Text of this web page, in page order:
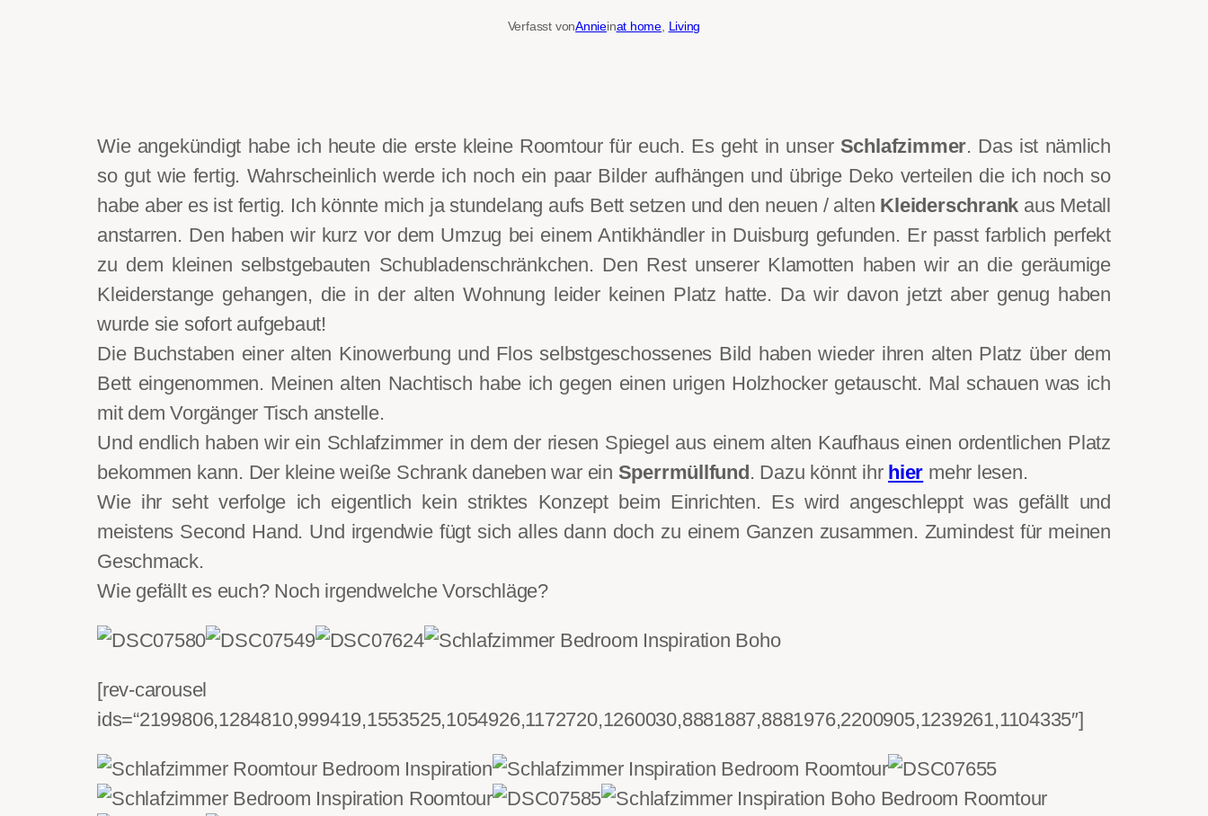
Verfasst vonAnnieinat home Living
Wie angekündigt habe ich heute die erste kleine Roomtour für euch. Es geht in unser Schlafzimmer. Das ist nämlich
so gut wie fertig. Wahrscheinlich werde ich noch ein paar Bilder aufhängen und übrige Deko verteilen die ich noch so
habe aber es ist fertig. Ich könnte mich ja stundelang aufs Bett setzen und den neuen / alten Kleiderschrank aus Metall
anstarren. Den haben wir kurz vor dem Umzug bei einem Antikhändler in Duisburg gefunden. Er passt farblich perfekt
zu dem kleinen selbstgebauten Schubladenschränkchen. Den Rest unserer Klamotten haben wir an die geräumige
Kleiderstange gehangen, die in der alten Wohnung leider keinen Platz hatte. Da wir davon jetzt aber genug haben
wurde sie sofort aufgebaut!
Die Buchstaben einer alten Kinowerbung und Flos selbstgeschossenes Bild haben wieder ihren alten Platz über dem
Bett eingenommen. Meinen alten Nachtisch habe ich gegen einen urigen Holzhocker getauscht. Mal schauen was ich
mit dem Vorgänger Tisch anstelle.
Und endlich haben wir ein Schlafzimmer in dem der riesen Spiegel aus einem alten Kaufhaus einen ordentlichen Platz
bekommen kann. Der kleine weiße Schrank daneben war ein Sperrmüllfund. Dazu könnt ihr hier mehr lesen.
Wie ihr seht verfolge ich eigentlich kein striktes Konzept beim Einrichten. Es wird angeschleppt was gefällt und
meistens Second Hand. Und irgendwie fügt sich alles dann doch zu einem Ganzen zusammen. Zumindest für meinen
Geschmack.
Wie gefällt es euch? Noch irgendwelche Vorschläge?
[rev-carousel
ids=“2199806,1284810,999419,1553525,1054926,1172720,1260030,8881887,8881976,2200905,1239261,1104335″]